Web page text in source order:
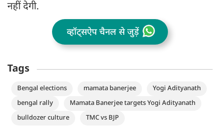
नहीं देगी.
व्हॉट्सऐप चैनल से जुड़ें
Tags
Bengal elections mamata banerjee
Yogi Adityanath
bengal rally
Mamata Banerjee targets Yogi Adityanath
bulldozer culture
TMC vs BJP